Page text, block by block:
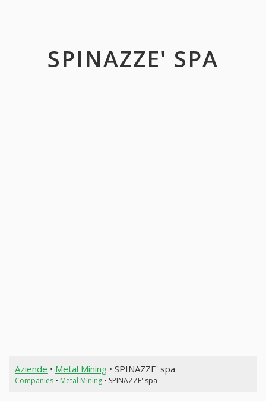
SPINAZZE' SPA
Aziende • Metal Mining• SPINAZZE' spa
Companies• Metal Mining• SPINAZZE' spa